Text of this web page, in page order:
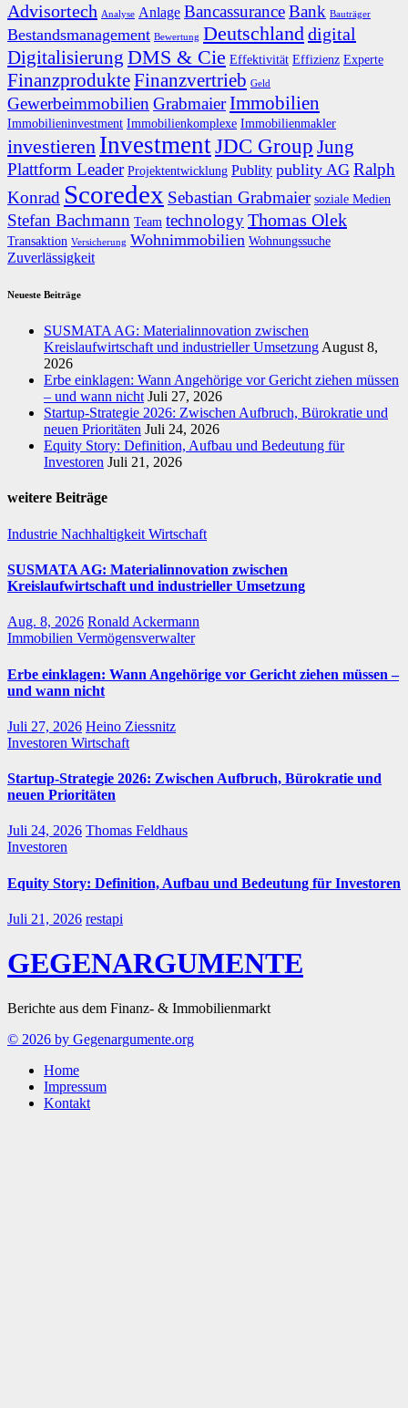
Advisortech Analyse Anlage BancassuranceBank Bauträger
Bestandsmanagement Bewertung Deutschlanddigital
Digitalisierung DMS & Cie Effektivität Effizienz Experte
FinanzprodukteFinanzvertrieb Geld
Gewerbeimmobilien GrabmaierImmobilien
Immobilieninvestment Immobilienkomplexe Immobilienmakler
investieren InvestmentJDC Group Jung
Plattform Leader Projektentwicklung Publity publity AG Ralph
Konrad Scoredex Sebastian Grabmaier soziale Medien
Stefan Bachmann Team technologyThomas Olek
Transaktion Versicherung Wohnimmobilien Wohnungssuche
Zuverlässigkeit
Neueste Beiträge
SUSMATA AG: Materialinnovation zwischen
Kreislaufwirtschaft und industrieller Umsetzung August 8,
2026
Erbe einklagen: Wann Angehörige vor Gericht ziehen müssen
– und wann nicht Juli 27, 2026
Startup-Strategie 2026: Zwischen Aufbruch, Bürokratie und
neuen Prioritäten Juli 24, 2026
Equity Story: Definition, Aufbau und Bedeutung für
Investoren Juli 21, 2026
weitere Beiträge
Industrie Nachhaltigkeit Wirtschaft
SUSMATA AG: Materialinnovation zwischen
Kreislaufwirtschaft und industrieller Umsetzung
Aug. 8, 2026 Ronald Ackermann
Immobilien Vermögensverwalter
Erbe einklagen: Wann Angehörige vor Gericht ziehen müssen –
und wann nicht
Juli 27, 2026 Heino Ziessnitz
Investoren Wirtschaft
Startup-Strategie 2026: Zwischen Aufbruch, Bürokratie und
neuen Prioritäten
Juli 24, 2026 Thomas Feldhaus
Investoren
Equity Story: Definition, Aufbau und Bedeutung für Investoren
Juli 21, 2026 restapi
GEGENARGUMENTE
Berichte aus dem Finanz- & Immobilienmarkt
© 2026 by Gegenargumente.org
Home
Impressum
Kontakt